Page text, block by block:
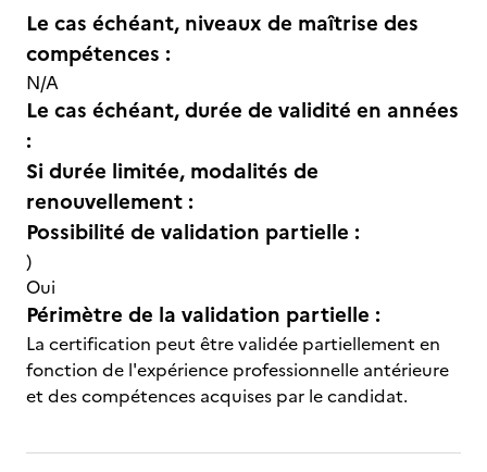
Le cas échéant, niveaux de maîtrise des
compétences :
N/A
Le cas échéant, durée de validité en années
:
Si durée limitée, modalités de
renouvellement :
Possibilité de validation partielle :
)
Oui
Périmètre de la validation partielle :
La certification peut être validée partiellement en
fonction de l'expérience professionnelle antérieure
et des compétences acquises par le candidat.